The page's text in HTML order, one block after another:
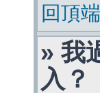
回頂端
» 我
入？